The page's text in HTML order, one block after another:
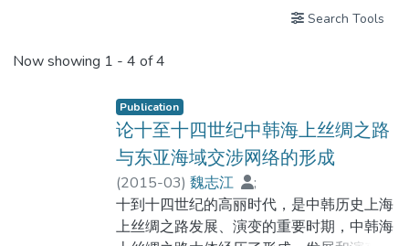
Search Tools
Now showing 1 - 4 of 4
Publication
论十至十四世纪中韩海上丝绸之路
与东亚海域交涉网络的形成
(2015-03) 魏志江
;
Prof. WEI Chuxiong
十到十四世纪的高丽时代，是中韩历史上海
上丝绸之路发展、演变的重要时期，中韩海